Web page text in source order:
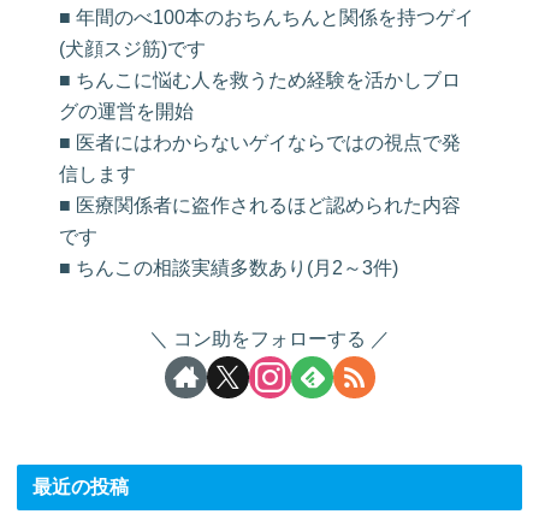
■ 年間のべ100本のおちんちんと関係を持つゲイ
(犬顔スジ筋)です
■ ちんこに悩む人を救うため経験を活かしブロ
グの運営を開始
■ 医者にはわからないゲイならではの視点で発
信します
■ 医療関係者に盗作されるほど認められた内容
です
■ ちんこの相談実績多数あり(月2～3件)
コン助をフォローする
最近の投稿